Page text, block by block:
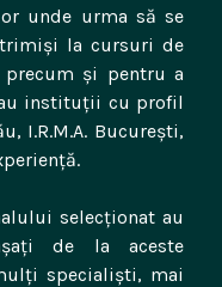
unde urma să se
la cursuri de
precum şi pentru a
instituţii cu profil
I.R.M.A. Bucureşti,
selecţionat au
de la aceste
specialişti, mai